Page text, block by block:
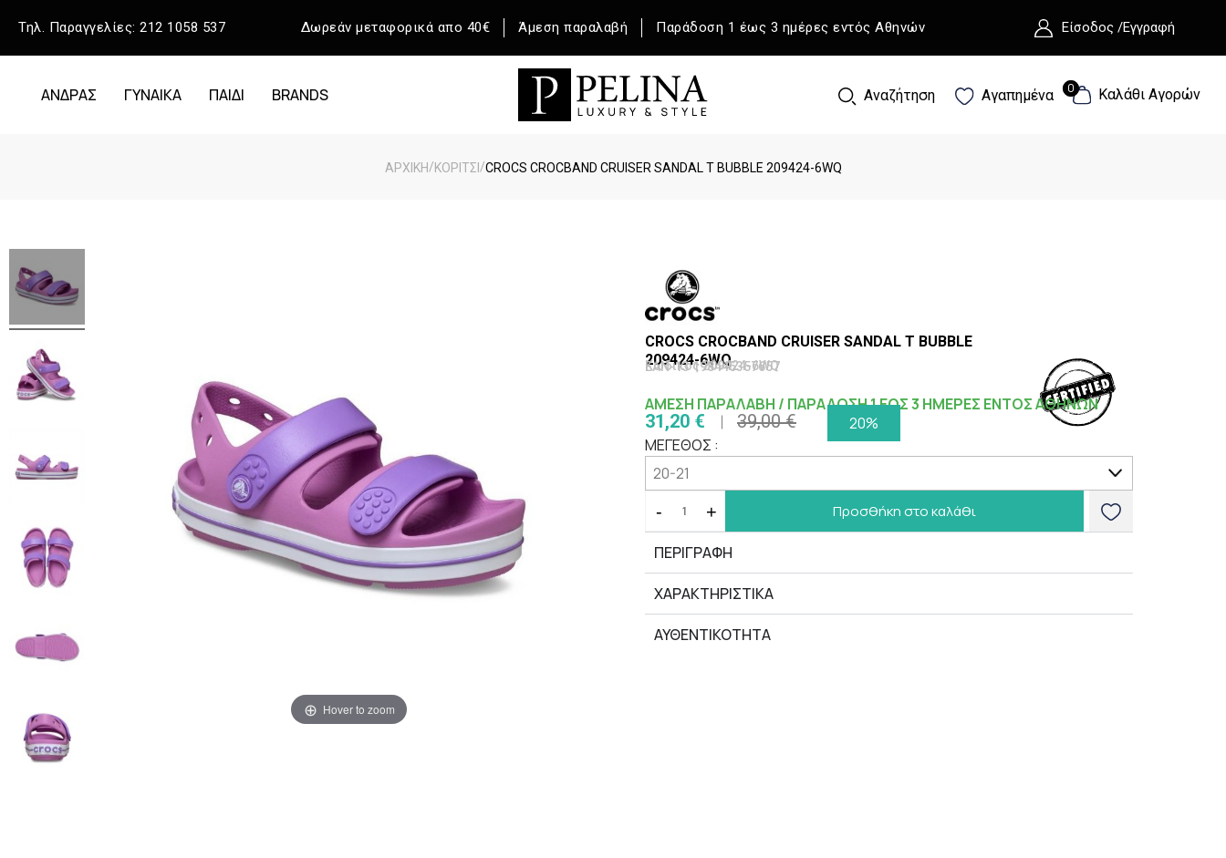
Τηλ. Παραγγελίες: 212 1058 537 Δωρεάν μεταφορικά απο 40€ Άμεση παραλαβή Παράδοση 1 έως 3 ημέρες εντός Αθηνών Είσοδος /Εγγραφή
ΑΝΔΡΑΣ ΓΥΝΑΙΚΑ ΠΑΙΔΙ BRANDS Αναζήτηση Αγαπημένα 0 Καλάθι Αγορών
0
ΑΡΧΙΚΉ/ΚΟΡΙΤΣΙ /CROCS CROCBAND CRUISER SANDAL T BUBBLE 209424-6WQ
Hover to zoom
CROCS CROCBAND CRUISER SANDAL T BUBBLE
209424-6WQ
Κωδικός 209424-6WQ
EAN-13 198445357657
ΑΜΕΣΗ ΠΑΡΑΛΑΒΗ / ΠΑΡΑΔΟΣΗ 1 ΕΩΣ 3 ΗΜΕΡΕΣ ΕΝΤΟΣ ΑΘΗΝΩΝ
31,20 € 39,00 €
20%
ΜΕΓΕΘΟΣ :
- + Προσθήκη στο καλάθι
ΠΕΡΙΓΡΑΦΗ
ΧΑΡΑΚΤΗΡΙΣΤΙΚΆ
ΑΥΘΕΝΤΙΚΟΤΗΤΑ